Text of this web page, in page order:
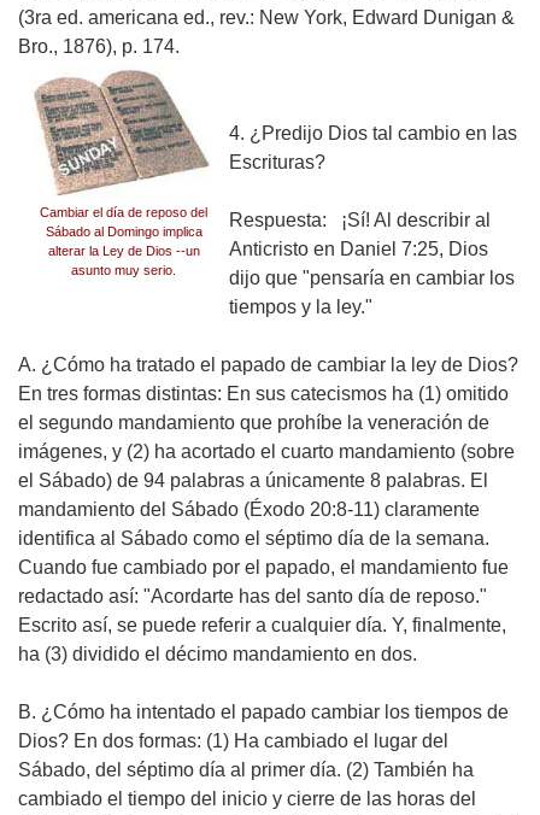
(3ra ed. americana ed., rev.: New York, Edward Dunigan &
Bro., 1876), p. 174.
Cambiar el día de reposo del
Sábado al Domingo implica
alterar la Ley de Dios --un
asunto muy serio.
4. ¿Predijo Dios tal cambio en las
Escrituras?
Respuesta: ¡Sí! Al describir al
Anticristo en Daniel 7:25, Dios
dijo que "pensaría en cambiar los
tiempos y la ley."
A. ¿Cómo ha tratado el papado de cambiar la ley de Dios?
En tres formas distintas: En sus catecismos ha (1) omitido
el segundo mandamiento que prohíbe la veneración de
imágenes, y (2) ha acortado el cuarto mandamiento (sobre
el Sábado) de 94 palabras a únicamente 8 palabras. El
mandamiento del Sábado (Éxodo 20:8-11) claramente
identifica al Sábado como el séptimo día de la semana.
Cuando fue cambiado por el papado, el mandamiento fue
redactado así: "Acordarte has del santo día de reposo."
Escrito así, se puede referir a cualquier día. Y, finalmente,
ha (3) dividido el décimo mandamiento en dos.
B. ¿Cómo ha intentado el papado cambiar los tiempos de
Dios? En dos formas: (1) Ha cambiado el lugar del
Sábado, del séptimo día al primer día. (2) También ha
cambiado el tiempo del inicio y cierre de las horas del